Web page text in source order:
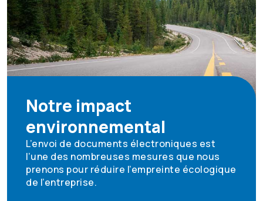
Notre impact
environnemental
L’envoi de documents électroniques est
l’une des nombreuses mesures que nous
prenons pour réduire l’empreinte écologique
de l’entreprise.